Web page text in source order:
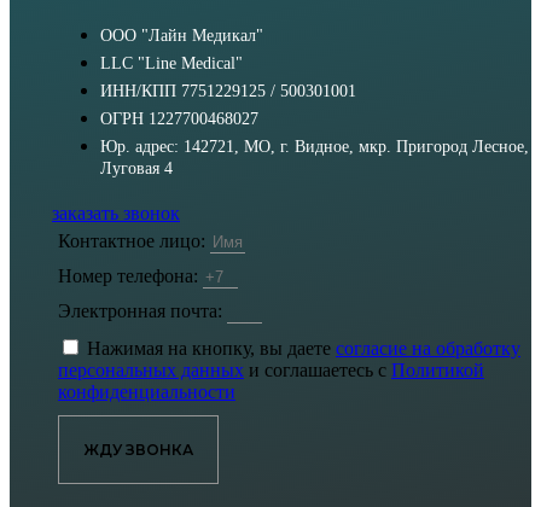
ООО "Лайн Медикал"
LLC "Line Medical"
ИНН/КПП 7751229125 / 500301001
ОГРН 1227700468027
Юр. адрес: 142721, МО, г. Видное, мкр. Пригород Лесное,
Луговая 4
заказать звонок
Контактное лицо:
Номер телефона:
Электронная почта:
Нажимая на кнопку, вы даете согласие на обработку
персональных данных и соглашаетесь с Политикой
конфиденциальности
ЖДУ ЗВОНКА